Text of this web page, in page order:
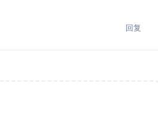
回复